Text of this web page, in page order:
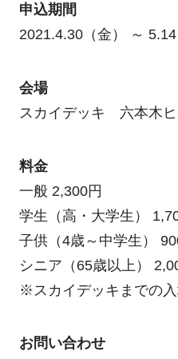
申込期間
2021.4.30（金） ～ 5.14
会場
スカイデッキ 六本木
料金
一般 2,300円
学生（高・大学生）
子供（4歳～中学生）
シニア（65歳以上）
※スカイデッキまでの
お問い合わせ